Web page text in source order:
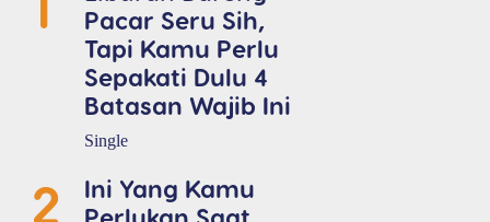
Pacar Seru Sih,
Tapi Kamu Perlu
Sepakati Dulu 4
Batasan Wajib Ini
Single
2
Ini Yang Kamu
Perlukan Saat